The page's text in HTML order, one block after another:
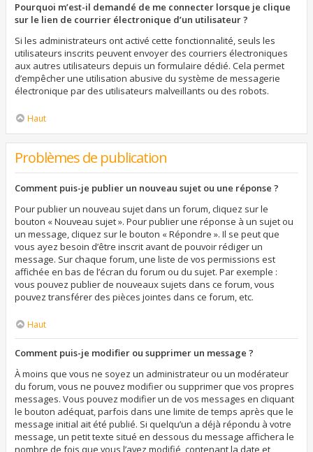
Pourquoi m’est-il demandé de me connecter lorsque je clique
sur le lien de courrier électronique d’un utilisateur ?
Si les administrateurs ont activé cette fonctionnalité, seuls les
utilisateurs inscrits peuvent envoyer des courriers électroniques
aux autres utilisateurs depuis un formulaire dédié. Cela permet
d’empêcher une utilisation abusive du système de messagerie
électronique par des utilisateurs malveillants ou des robots.
Haut
Problèmes de publication
Comment puis-je publier un nouveau sujet ou une réponse ?
Pour publier un nouveau sujet dans un forum, cliquez sur le
bouton « Nouveau sujet ». Pour publier une réponse à un sujet ou
un message, cliquez sur le bouton « Répondre ». Il se peut que
vous ayez besoin d’être inscrit avant de pouvoir rédiger un
message. Sur chaque forum, une liste de vos permissions est
affichée en bas de l’écran du forum ou du sujet. Par exemple :
vous pouvez publier de nouveaux sujets dans ce forum, vous
pouvez transférer des pièces jointes dans ce forum, etc.
Haut
Comment puis-je modifier ou supprimer un message ?
À moins que vous ne soyez un administrateur ou un modérateur
du forum, vous ne pouvez modifier ou supprimer que vos propres
messages. Vous pouvez modifier un de vos messages en cliquant
le bouton adéquat, parfois dans une limite de temps après que le
message initial ait été publié. Si quelqu’un a déjà répondu à votre
message, un petit texte situé en dessous du message affichera le
nombre de fois que vous l’avez modifié, contenant la date et